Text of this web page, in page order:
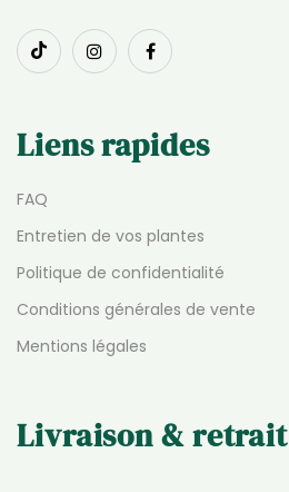
Liens rapides
FAQ
Entretien de vos plantes
Politique de confidentialité
Conditions générales de vente
Mentions légales
Livraison & retrait